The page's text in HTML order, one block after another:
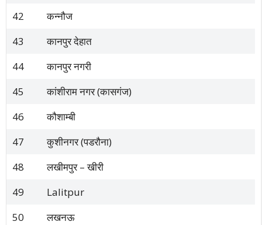
42
कन्नौज
43
कानपुर देहात
44
कानपुर नगरी
45
कांशीराम नगर (कासगंज)
46
कौशाम्बी
47
कुशीनगर (पडरौना)
48
लखीमपुर – खीरी
49
Lalitpur
50
लखनऊ